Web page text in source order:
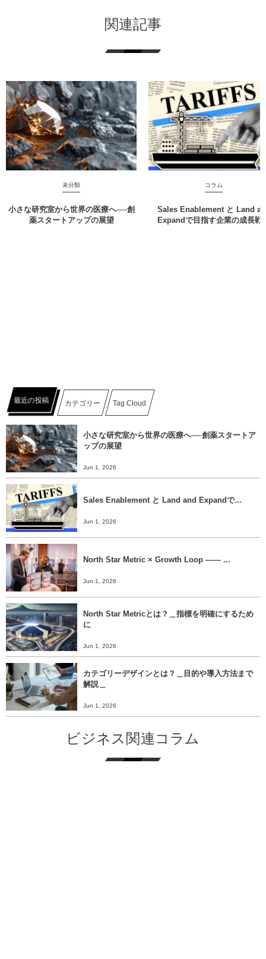
関連記事
未分類
小さな研究室から世界の医療へ──創
薬スタートアップの展望
コラム
Sales Enablement と Land
Expandで目指す企業の成長戦
最近の投稿 カテゴリー Tag Cloud
小さな研究室から世界の医療へ──創薬スタートア
ップの展望
Jun 1, 2026
Sales Enablement と Land and Expandで...
Jun 1, 2026
North Star Metric × Growth Loop ―― ...
Jun 1, 2026
North Star Metricとは？＿指標を明確にするため
に
Jun 1, 2026
カテゴリーデザインとは？＿目的や導入方法まで
解説＿
Jun 1, 2026
ビジネス関連コラム